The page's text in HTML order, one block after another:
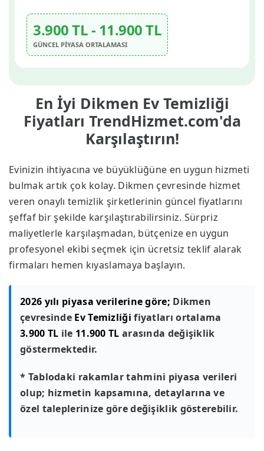
En İyi Dikmen Ev Temizliği
Fiyatları TrendHizmet.com'da
Karşılaştırın!
Evinizin ihtiyacına ve büyüklüğüne en uygun hizmeti
bulmak artık çok kolay. Dikmen çevresinde hizmet
veren onaylı temizlik şirketlerinin güncel fiyatlarını
şeffaf bir şekilde karşılaştırabilirsiniz. Sürpriz
maliyetlerle karşılaşmadan, bütçenize en uygun
profesyonel ekibi seçmek için ücretsiz teklif alarak
firmaları hemen kıyaslamaya başlayın.
2026 yılı piyasa verilerine göre; Dikmen
çevresinde Ev Temizliği fiyatları ortalama
3.900 TL ile 11.900 TL arasında değişiklik
göstermektedir.
* Tablodaki rakamlar tahmini piyasa verileri
olup; hizmetin kapsamına, detaylarına ve
özel taleplerinize göre değişiklik gösterebilir.
3.900 TL - 11.900 TL
GÜNCEL PİYASA ORTALAMASI